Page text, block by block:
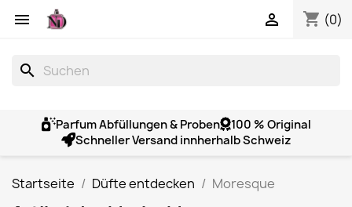
 shopping_cart (0)

search
Parfum Abfüllungen & Proben
100 % Original
Schneller Versand innherhalb Schweiz
Startseite Düfte entdecken Moresque